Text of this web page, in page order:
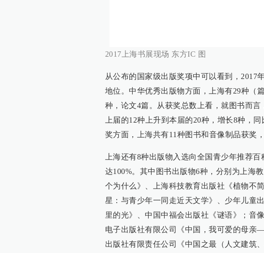
2017上海书展现场 东方IC 图
从公布的国家级出版奖项中可以看到，2017
地位。中华优秀出版物方面，上海有29种（
种，论文4篇。从获奖总数上看，就图书而
上届的12种上升到本届的20种，增长8种，
奖方面，上海共有11种图书和音像制品获奖
上海还有8种出版物入选向全国青少年推荐
达100%。其中图书出版物6种，分别为上海
个为什么》、上海科技教育出版社《植物不
星：与青少年一同走近天文学》、少年儿童
里的光》、中国中福会出版社《谜语》；音
电子出版社有限公司《中国，我可爱的母
出版社有限责任公司《中国之最（人文建筑